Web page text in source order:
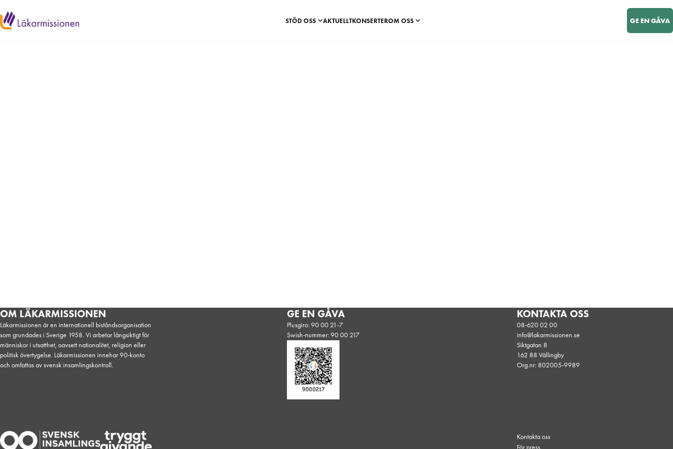
STÖD OSS AKTUELLTKONSERTEROM OSS GE EN GÅVA
OM LÄKARMISSIONEN
Läkarmissionen är en internationell biståndsorganisation
som grundades i Sverige 1958. Vi arbetar långsiktigt för
människor i utsatthet, oavsett nationalitet, religion eller
politisk övertygelse. Läkarmissionen innehar 90-konto
och omfattas av svensk insamlingskontroll.
GE EN GÅVA
Plusgiro: 90 00 21-7
Swish-nummer: 90 00 217
KONTAKTA OSS
08-620 02 00
info@lakarmissionen.se
Siktgatan 8
162 88 Vällingby
Org.nr: 802005-9989
Kontakta oss
För press